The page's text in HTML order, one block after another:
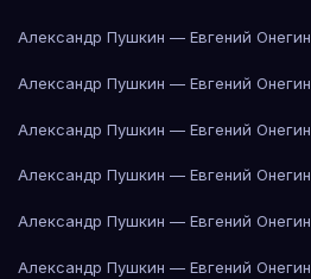
Александр Пушкин — Евгений Онегин
Александр Пушкин — Евгений Онегин
Александр Пушкин — Евгений Онегин
Александр Пушкин — Евгений Онегин
Александр Пушкин — Евгений Онегин
Александр Пушкин — Евгений Онегин